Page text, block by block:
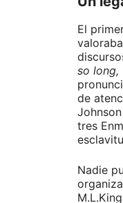
El
so long,
de
tres
Nadie